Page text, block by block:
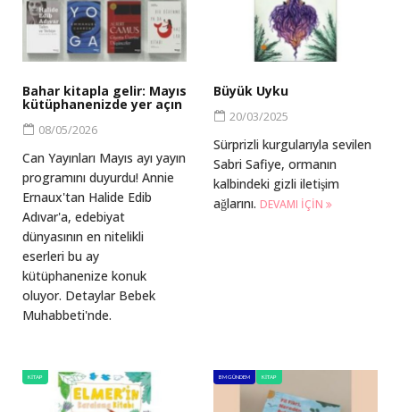
Bahar kitapla gelir: Mayıs
kütüphanenizde yer açın
08/05/2026
Can Yayınları Mayıs ayı yayın
programını duyurdu! Annie
Ernaux'tan Halide Edib
Adıvar'a, edebiyat
dünyasının en nitelikli
eserleri bu ay
kütüphanenize konuk
oluyor. Detaylar Bebek
Muhabbeti'nde.
Büyük Uyku
20/03/2025
Sürprizli kurgularıyla sevilen
Sabri Safiye, ormanın
kalbindeki gizli iletişim
ağlarını. DEVAMI IÇIN
KITAP BM GÜNDEM KITAP